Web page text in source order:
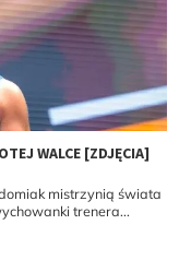
WALCE [ZDJĘCIA]
mistrzynią świata
trenera...